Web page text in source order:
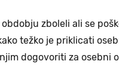
zboleli ali se
težko je priklicati
dogovoriti za osebni